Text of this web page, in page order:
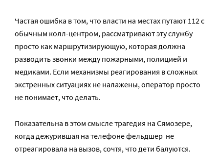
Частая ошибка в том, что власти на местах путают 112 с
обычным колл-центром, рассматривают эту службу
просто как маршрутизирующую, которая должна
разводить звонки между пожарными, полицией и
медиками. Если механизмы реагирования в сложных
экстренных ситуациях не налажены, оператор просто
не понимает, что делать.
Показательна в этом смысле трагедия на Сямозере,
когда дежурившая на телефоне фельдшер не
отреагировала на вызов, сочтя, что дети балуются.